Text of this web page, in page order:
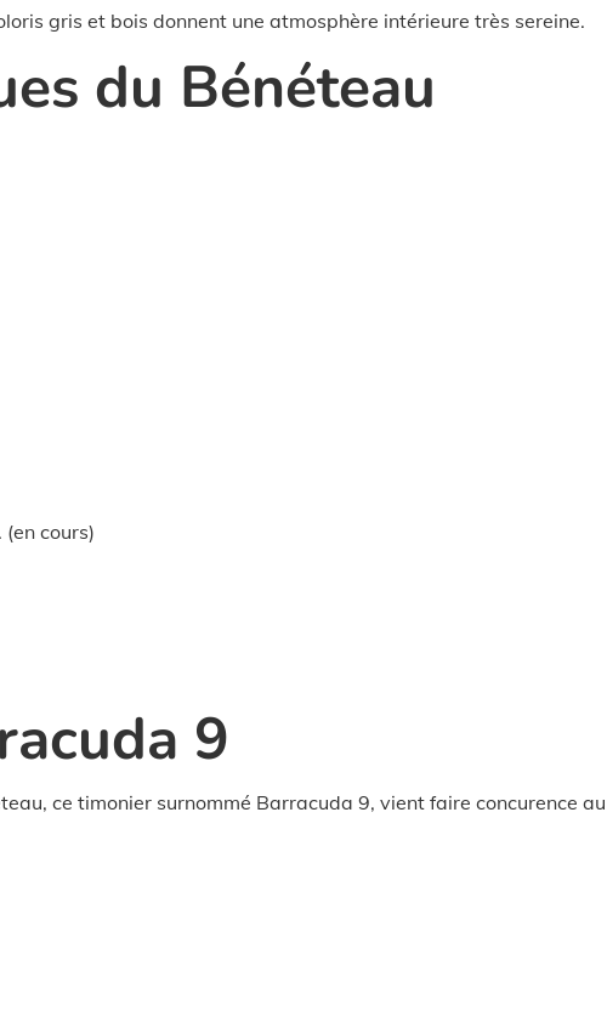
gris et bois donnent une atmosphère intérieure très sereine.
du Bénéteau
cours)
9
ce timonier surnommé Barracuda 9, vient faire concurence au